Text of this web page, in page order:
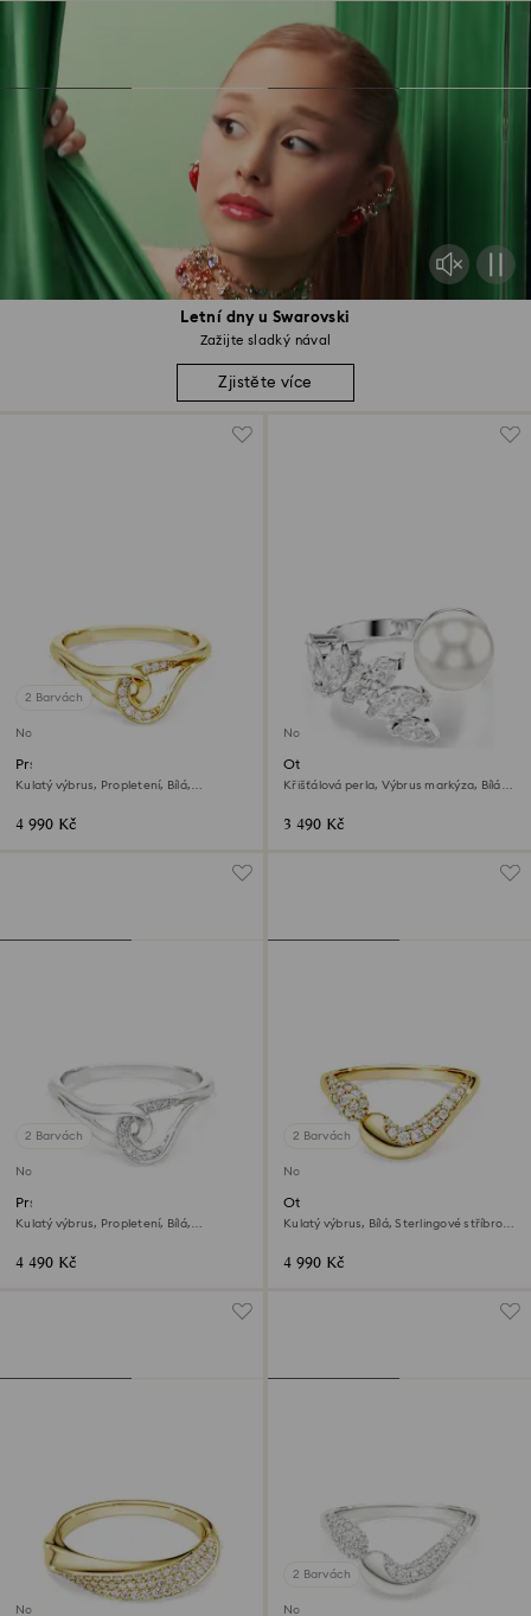
Letní dny u Swarovski
Zažijte sladký nával
Zjistěte více
2 Barvách
Novinka
Prsten Swarovski Classica
Kulatý výbrus, Propletení, Bílá,
4 990 Kč
Novinka
Otevřený prsten Mesmera
Křišťálová perla, Výbrus markýza, Bílá,
3 490 Kč
2 Barvách
Novinka
Prsten Swarovski Classica
Kulatý výbrus, Propletení, Bílá,
4 490 Kč
2 Barvách
Novinka
Otevřený prsten Swarovski
Classica
Kulatý výbrus, Bílá, Sterlingové stříbro,
4 990 Kč
Novinka
2 Barvách
Novinka